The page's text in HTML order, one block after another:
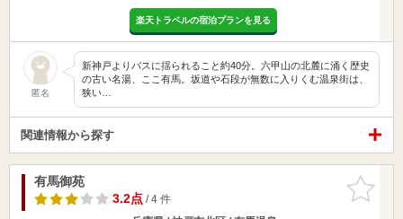
楽天トラベルの宿泊プランを見る
匿名
新神戸よりバスに揺られること約40分。六甲山の北麓に涌く歴史
の古い名湯、ここ有馬。坂道や石段が無数に入りくむ温泉街は、
狭い…
関連情報から探す
お気に入
りに追加
有馬御苑
3.2点/ 4 件